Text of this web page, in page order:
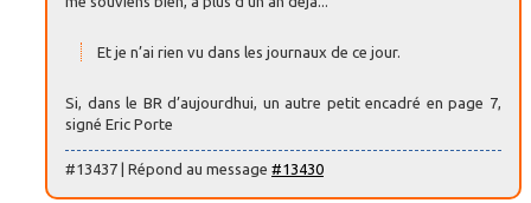
Et je n’ai rien vu dans les journaux de ce jour.
Si, dans le BR d’aujourdhui, un autre petit encadré en page 7,
signé Eric Porte
#13437 | Répond au message #13430